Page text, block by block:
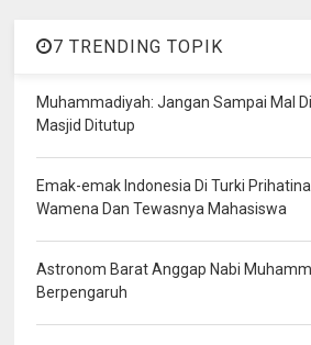
7 TRENDING TOPIK
Muhammadiyah: Jangan Sampai Mal
Masjid Ditutup
Emak-emak Indonesia Di Turki
Wamena Dan Tewasnya Mahasiswa
Astronom Barat Anggap Nabi
Berpengaruh